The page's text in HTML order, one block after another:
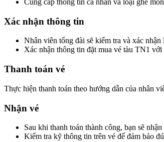
Cung cấp thông tin cá nhân và loại ghế
Xác nhận thông tin
Nhân viên tổng đài sẽ kiểm tra và xác
Xác nhận thông tin đặt mua vé tàu TN1 với
Thanh toán vé
Thực hiện thanh toán theo hướng dẫn của nhân
Nhận vé
Sau khi thanh toán thành công, bạn sẽ
Kiểm tra kỹ thông tin trên vé để đảm bảo